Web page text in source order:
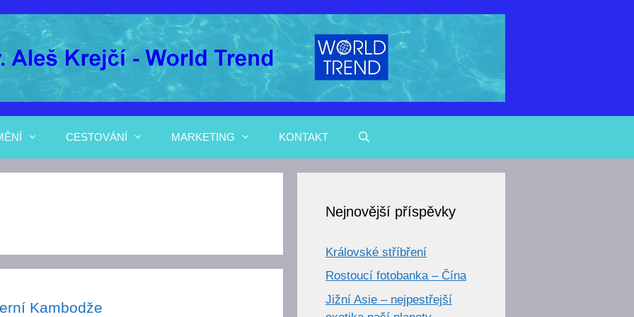
CESTOVÁNÍ MARKETING KONTAKT
Kambodže
Nejnovější příspěvky
Královské stříbření
Rostoucí fotobanka – Čína
Jižní Asie – nejpestřejší